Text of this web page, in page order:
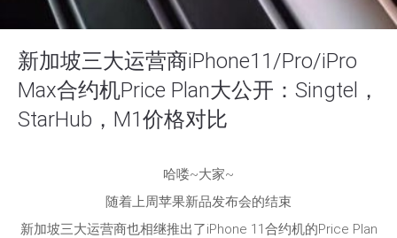
新加坡三大运营商iPhone11/Pro/iPro
Max合约机Price Plan大公开：Singtel，
StarHub，M1价格对比
哈喽~大家~
随着上周苹果新品发布会的结束
新加坡三大运营商也相继推出了iPhone 11合约机的Price Plan